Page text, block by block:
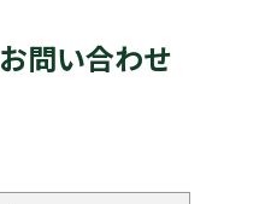
お問い合わせ